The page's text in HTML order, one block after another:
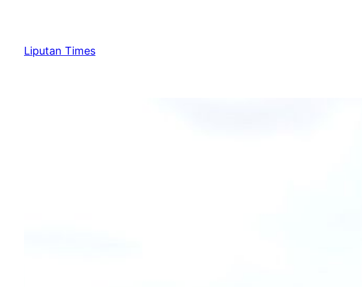
content
Liputan Times